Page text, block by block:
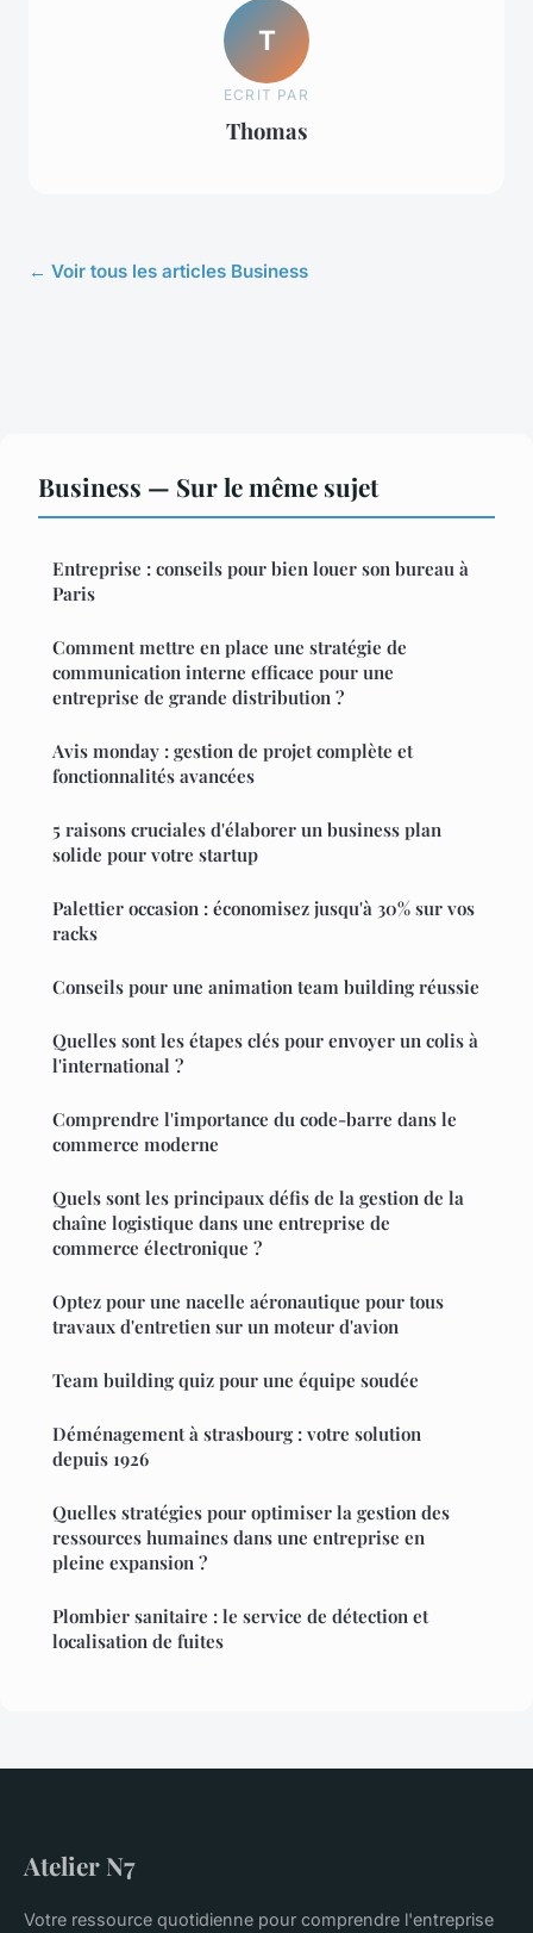
T
ECRIT PAR
Thomas
← Voir tous les articles Business
Business — Sur le même sujet
Entreprise : conseils pour bien louer son bureau à
Paris
Comment mettre en place une stratégie de
communication interne efficace pour une
entreprise de grande distribution ?
Avis monday : gestion de projet complète et
fonctionnalités avancées
5 raisons cruciales d'élaborer un business plan
solide pour votre startup
Palettier occasion : économisez jusqu'à 30% sur vos
racks
Conseils pour une animation team building réussie
Quelles sont les étapes clés pour envoyer un colis à
l'international ?
Comprendre l'importance du code-barre dans le
commerce moderne
Quels sont les principaux défis de la gestion de la
chaîne logistique dans une entreprise de
commerce électronique ?
Optez pour une nacelle aéronautique pour tous
travaux d'entretien sur un moteur d'avion
Team building quiz pour une équipe soudée
Déménagement à strasbourg : votre solution
depuis 1926
Quelles stratégies pour optimiser la gestion des
ressources humaines dans une entreprise en
pleine expansion ?
Plombier sanitaire : le service de détection et
localisation de fuites
Atelier N7
Votre ressource quotidienne pour comprendre l'entreprise